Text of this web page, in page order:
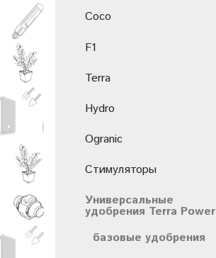
Coco
F1
Terra
Hydro
Ogranic
Стимуляторы
Универсальные
удобрения Terra Power
базовые удобрения